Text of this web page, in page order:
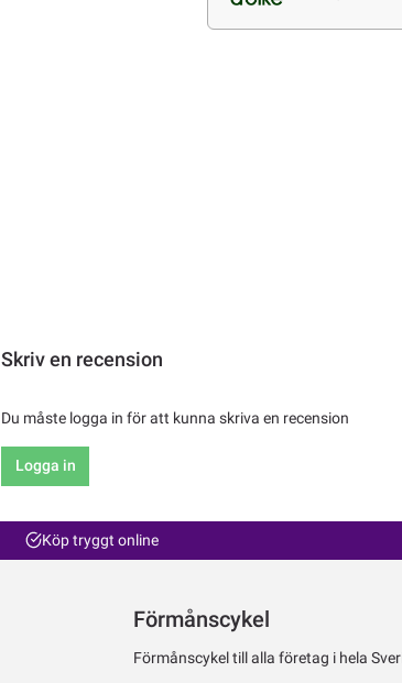
Skriv en recension
Du måste logga in för att kunna skriva en recension
Logga in
Köp tryggt online
Förmånscykel
Förmånscykel till alla företag i hela